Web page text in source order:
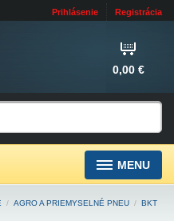
Prihlásenie Registrácia
0,00 €
MENU
/ AGRO A PRIEMYSELNÉ PNEU / BKT